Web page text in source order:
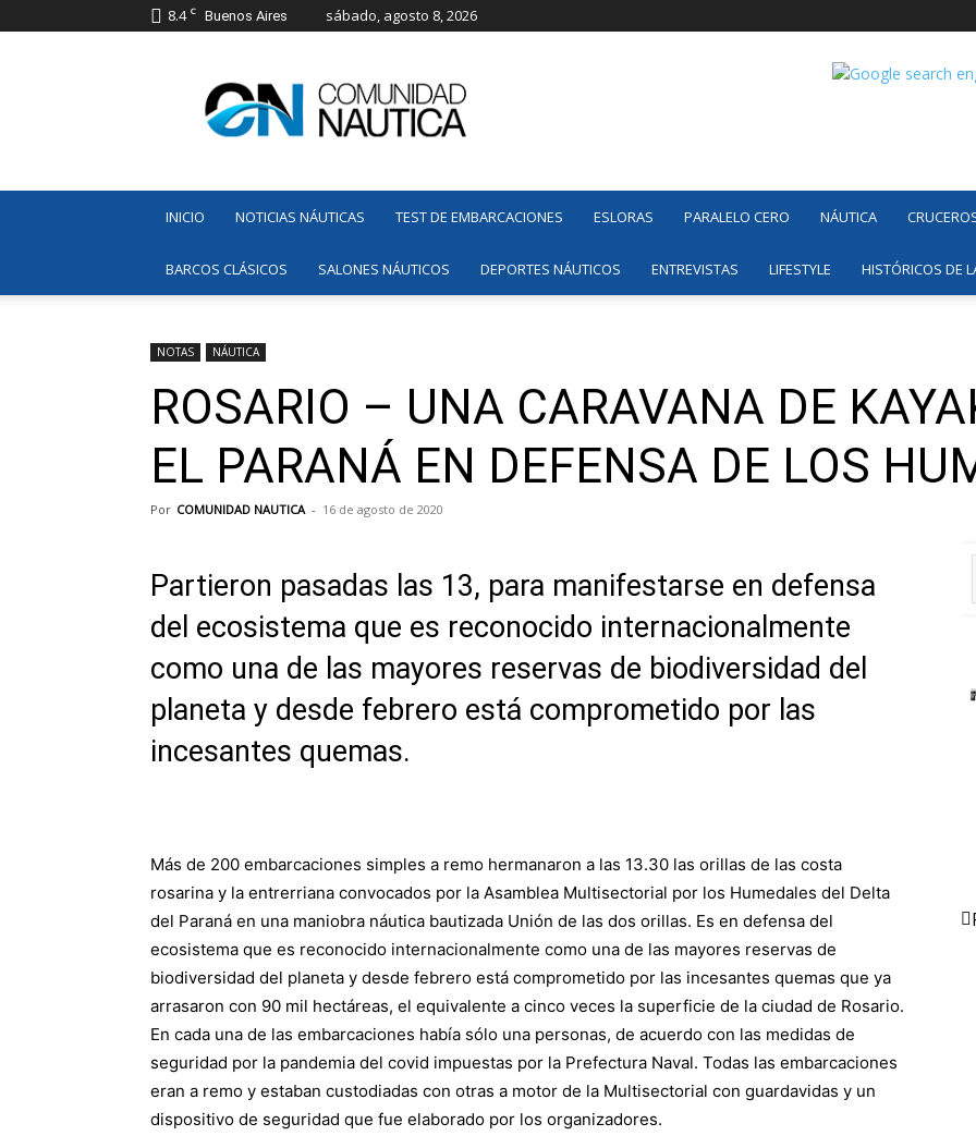
8.4 C Buenos Aires sábado, agosto 8, 2026
Náutica
INICIO NOTICIAS NÁUTICAS TEST DE EMBARCACIONES ESLORAS PARALELO CERO NÁUTICA
BARCOS CLÁSICOS SALONES NÁUTICOS DEPORTES NÁUTICOS ENTREVISTAS LIFESTYLE HISTÓRICOS DE
NOTAS NÁUTICA
ROSARIO – UNA CARAVANA DE
EL PARANÁ EN DEFENSA DE LOS
Por COMUNIDAD NAUTICA - 16 de agosto de 2020
Partieron pasadas las 13, para manifestarse en defensa
del ecosistema que es reconocido internacionalmente
como una de las mayores reservas de biodiversidad del
planeta y desde febrero está comprometido por las
incesantes quemas.
Más de 200 embarcaciones simples a remo hermanaron a las 13.30 las orillas de las costa
rosarina y la entrerriana convocados por la Asamblea Multisectorial por los Humedales del Delta
del Paraná en una maniobra náutica bautizada Unión de las dos orillas. Es en defensa del
ecosistema que es reconocido internacionalmente como una de las mayores reservas de
biodiversidad del planeta y desde febrero está comprometido por las incesantes quemas que ya
arrasaron con 90 mil hectáreas, el equivalente a cinco veces la superficie de la ciudad de Rosario.
En cada una de las embarcaciones había sólo una personas, de acuerdo con las medidas de
seguridad por la pandemia del covid impuestas por la Prefectura Naval. Todas las embarcaciones
eran a remo y estaban custodiadas con otras a motor de la Multisectorial con guardavidas y un
dispositivo de seguridad que fue elaborado por los organizadores.